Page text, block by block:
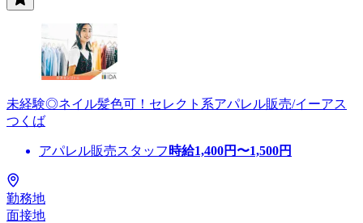
未経験◎ネイル髪色可！セレクト系アパレル販売/イーアス
つくば
アパレル販売スタッフ 時給1,400円〜1,500円
勤務地
面接地